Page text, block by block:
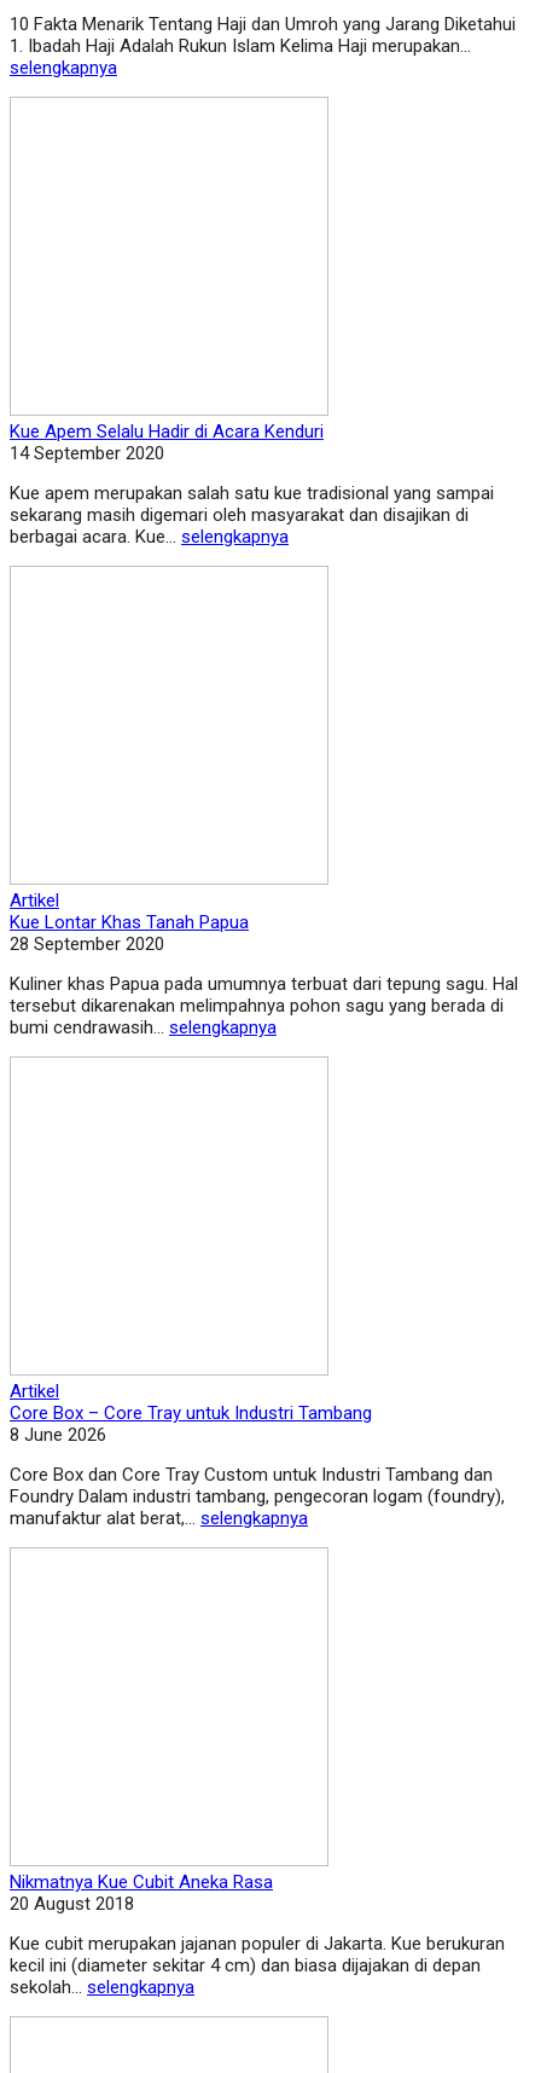
10 Fakta Menarik Tentang Haji dan Umroh yang Jarang Diketahui
1. Ibadah Haji Adalah Rukun Islam Kelima Haji merupakan...
selengkapnya
Kue Apem Selalu Hadir di Acara Kenduri
14 September 2020
Kue apem merupakan salah satu kue tradisional yang sampai
sekarang masih digemari oleh masyarakat dan disajikan di
berbagai acara. Kue... selengkapnya
Artikel
Kue Lontar Khas Tanah Papua
28 September 2020
Kuliner khas Papua pada umumnya terbuat dari tepung sagu. Hal
tersebut dikarenakan melimpahnya pohon sagu yang berada di
bumi cendrawasih... selengkapnya
Artikel
Core Box – Core Tray untuk Industri Tambang
8 June 2026
Core Box dan Core Tray Custom untuk Industri Tambang dan
Foundry Dalam industri tambang, pengecoran logam (foundry),
manufaktur alat berat,... selengkapnya
Nikmatnya Kue Cubit Aneka Rasa
20 August 2018
Kue cubit merupakan jajanan populer di Jakarta. Kue berukuran
kecil ini (diameter sekitar 4 cm) dan biasa dijajakan di depan
sekolah... selengkapnya